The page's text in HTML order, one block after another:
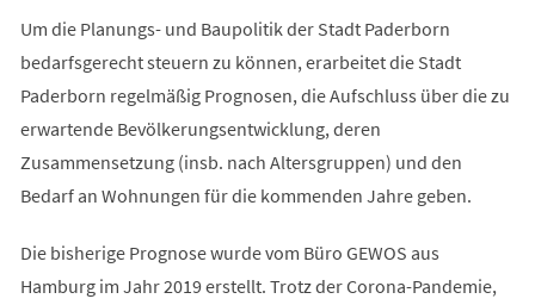
Um die Planungs- und Baupolitik der Stadt Paderborn
bedarfsgerecht steuern zu können, erarbeitet die Stadt
Paderborn regelmäßig Prognosen, die Aufschluss über die zu
erwartende Bevölkerungsentwicklung, deren
Zusammensetzung (insb. nach Altersgruppen) und den
Bedarf an Wohnungen für die kommenden Jahre geben.
Die bisherige Prognose wurde vom Büro GEWOS aus
Hamburg im Jahr 2019 erstellt. Trotz der Corona-Pandemie,